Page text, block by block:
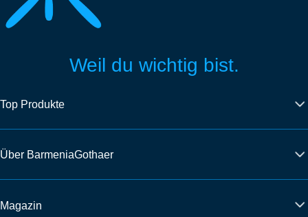
Weil du wichtig bist.
Top Produkte
Über BarmeniaGothaer
Magazin